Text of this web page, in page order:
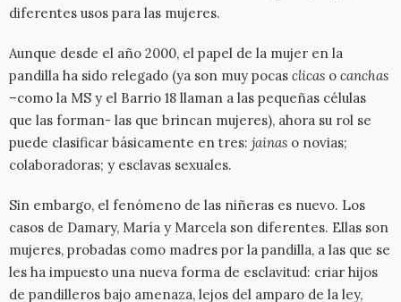
diferentes usos para las mujeres.
Aunque desde el año 2000, el papel de la mujer en la
pandilla ha sido relegado (ya son muy pocas clicas o canchas
–como la MS y el Barrio 18 llaman a las pequeñas células
que las forman- las que brincan mujeres), ahora su rol se
puede clasificar básicamente en tres: jainas o novias;
colaboradoras; y esclavas sexuales.
Sin embargo, el fenómeno de las niñeras es nuevo. Los
casos de Damary, María y Marcela son diferentes. Ellas son
mujeres, probadas como madres por la pandilla, a las que se
les ha impuesto una nueva forma de esclavitud: criar hijos
de pandilleros bajo amenaza, lejos del amparo de la ley,